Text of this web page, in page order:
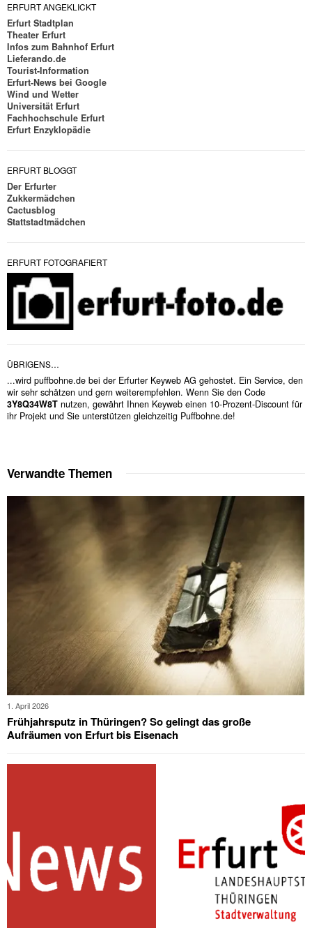
ERFURT ANGEKLICKT
Erfurt Stadtplan
Theater Erfurt
Infos zum Bahnhof Erfurt
Lieferando.de
Tourist-Information
Erfurt-News bei Google
Wind und Wetter
Universität Erfurt
Fachhochschule Erfurt
Erfurt Enzyklopädie
ERFURT BLOGGT
Der Erfurter
Zukkermädchen
Cactusblog
Stattstadtmädchen
ERFURT FOTOGRAFIERT
ÜBRIGENS…
...wird puffbohne.de bei der Erfurter Keyweb AG gehostet. Ein Service, den
wir sehr schätzen und gern weiterempfehlen. Wenn Sie den Code
3Y8Q34W8T nutzen, gewährt Ihnen Keyweb einen 10-Prozent-Discount für
ihr Projekt und Sie unterstützen gleichzeitig Puffbohne.de!
Verwandte Themen
1. April 2026
Frühjahrsputz in Thüringen? So gelingt das große
Aufräumen von Erfurt bis Eisenach